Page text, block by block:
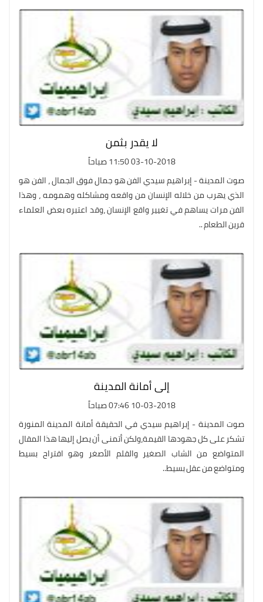
لا يقدر بثمن
03-10-2018 11:50 صباحاً
صوت المدينة - إبراهيم سيدي الفن هو جمال فوق الجمال ، الفن هو
الذي يهرب من خلاله الإنسان من واقعه ومشاكله وهمومه ، وهذا
الفن مرات يساهم في تغيير واقع الإنسان ،وقد اعتبره بعض العلماء
قرين الطعام ..
إلى أمانة المدينة
10-03-2018 07:46 صباحاً
صوت المدينة - إبراهيم سيدي في الحقيقة أمانة المدينة المنورة
تشكر على كل جهودها القيمة،ولكن أتمنى أن يصل إليها هذا المقال
المتواضع من الشاب الصغير والقلم الأصغر وهو اقتراح بسيط
ومتواضع من عقل بسيط..